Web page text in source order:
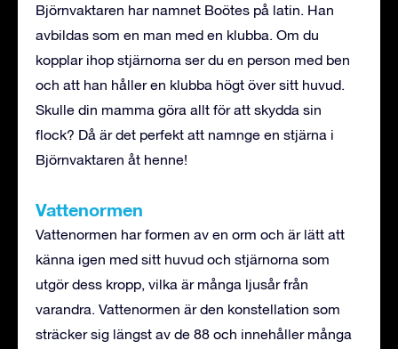
Björnvaktaren har namnet Boötes på latin. Han
avbildas som en man med en klubba. Om du
kopplar ihop stjärnorna ser du en person med ben
och att han håller en klubba högt över sitt huvud.
Skulle din mamma göra allt för att skydda sin
flock? Då är det perfekt att namnge en stjärna i
Björnvaktaren åt henne!
Vattenormen
Vattenormen har formen av en orm och är lätt att
känna igen med sitt huvud och stjärnorna som
utgör dess kropp, vilka är många ljusår från
varandra. Vattenormen är den konstellation som
sträcker sig längst av de 88 och innehåller många